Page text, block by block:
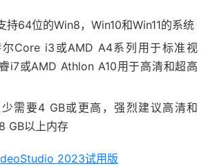
持64位的Win8，Win10和Win11的系统
Core i3或AMD A4系列用于标准视
i7或AMD Athlon A10用于高清和超高
需要4 GB或更高，强烈建议高清和
GB以上内存
2023试用版